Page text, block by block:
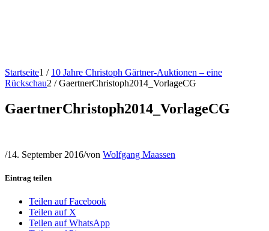
Startseite1 / 10 Jahre Christoph Gärtner-Auktionen – eine
Rückschau2 / GaertnerChristoph2014_VorlageCG
GaertnerChristoph2014_VorlageCG
/14. September 2016/von Wolfgang Maassen
Eintrag teilen
Teilen auf Facebook
Teilen auf X
Teilen auf WhatsApp